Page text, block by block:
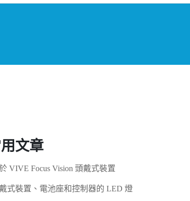
文章
VIVE Focus Vision 頭戴式裝置
式裝置、電池座和控制器的 LED 燈